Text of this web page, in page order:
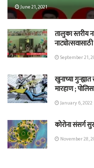
June 21, 2021
तालुका स्तरीय
September 21,
खुनाच्या
मारहाण ;
January 6, 2022
कोरोना संसर्ग
November 28,